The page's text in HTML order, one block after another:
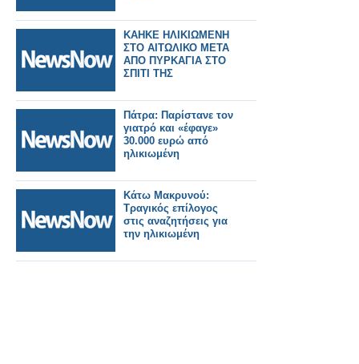
ΚΑΗΚΕ ΗΛΙΚΙΩΜΕΝΗ
ΣΤΟ ΑΙΤΩΛΙΚΟ ΜΕΤΑ
ΑΠΟ ΠΥΡΚΑΓΙΑ ΣΤΟ
ΣΠΙΤΙ ΤΗΣ
Πάτρα: Παρίστανε τον
γιατρό και «έφαγε»
30.000 ευρώ από
ηλικιωμένη
Κάτω Μακρυνού:
Τραγικός επίλογος
στις αναζητήσεις για
την ηλικιωμένη